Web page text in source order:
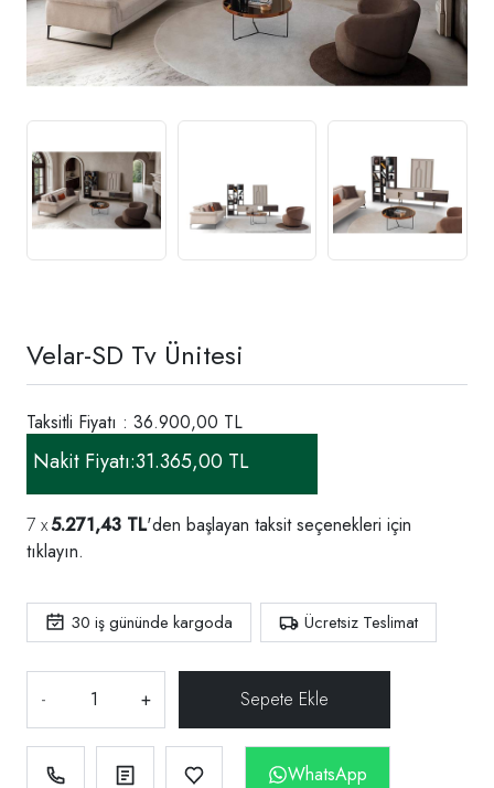
Velar-SD Tv Ünitesi
Taksitli Fiyatı : 36.900,00 TL
Nakit Fiyatı:31.365,00 TL
5.271,43 TL'den başlayan taksit seçenekleri için
tıklayın.
30 iş gününde kargoda Ücretsiz Teslimat
- +
WhatsApp